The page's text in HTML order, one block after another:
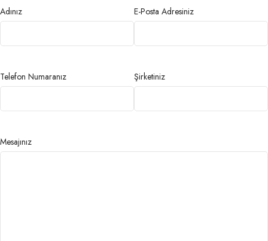
Adınız E-Posta Adresiniz
Telefon Numaranız Şirketiniz
Mesajınız